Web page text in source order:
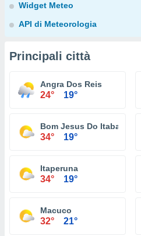
Widget Meteo
API di Meteorologia
Principali città
Angra Dos Reis
24° 19°
Bom Jesus Do Itabapoana
34° 19°
Itaperuna
34° 19°
Macuco
32° 21°